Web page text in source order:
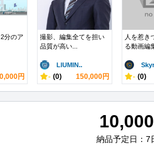
分のア
円
撮影、編集全てを担い
品質が高い...
LIUMIN..
- (0) 150,000円
人を惹き
る動画編
- (0)
10,000
納品予定日：7